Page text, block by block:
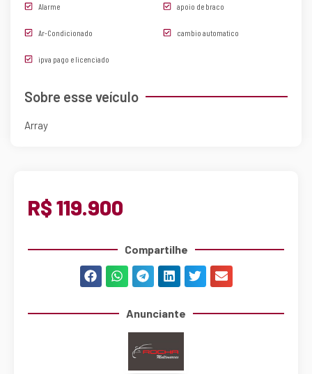
Alarme apoio de braco
Ar-Condicionado cambio automatico
ipva pago e licenciado
Sobre esse veículo
Array
R$ 119.900
Compartilhe
Anunciante